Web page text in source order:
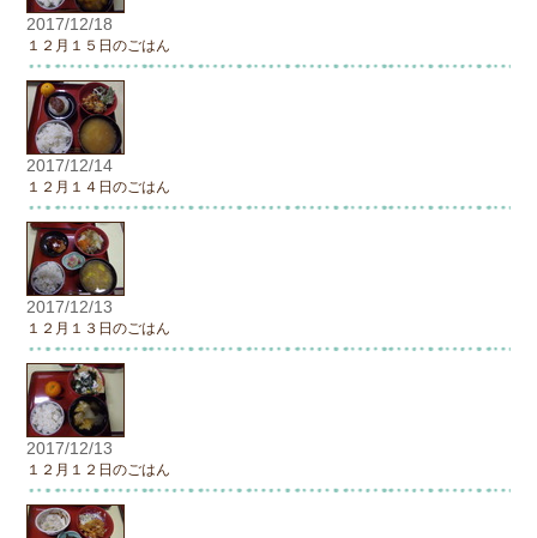
2017/12/18
１２月１５日のごはん
2017/12/14
１２月１４日のごはん
2017/12/13
１２月１３日のごはん
2017/12/13
１２月１２日のごはん